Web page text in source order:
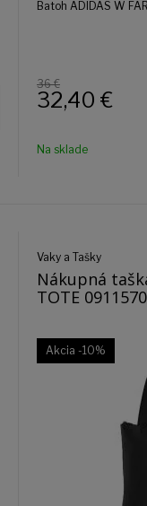
Batoh ADIDAS W
36 €
32,40 €
Na sklade
Vaky a Tašky
Nákupná
TOTE
Akcia -10%